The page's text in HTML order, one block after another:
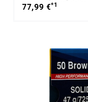
77,99 €*1